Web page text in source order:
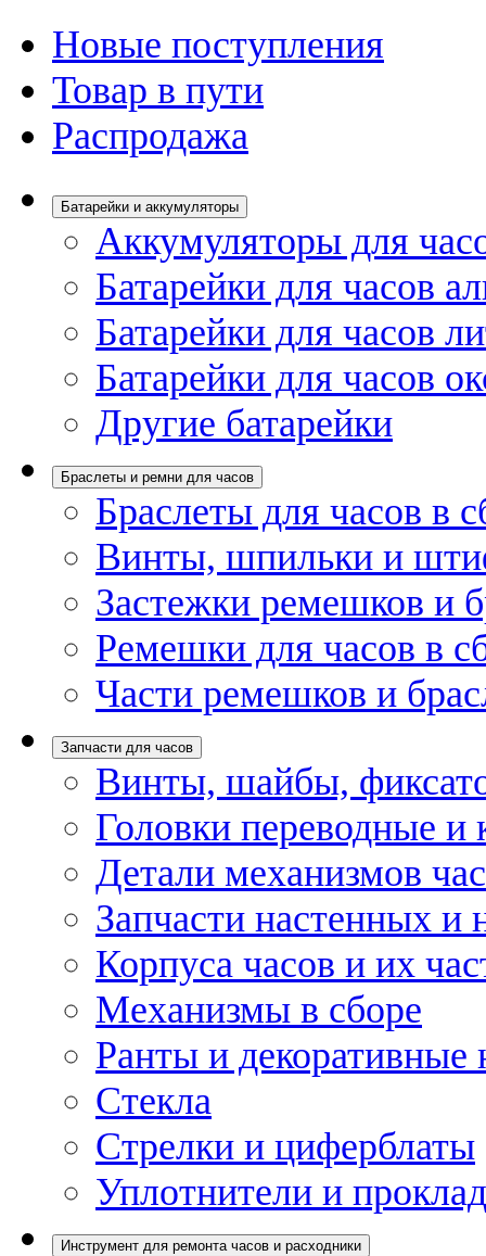
Новые поступления
Товар в пути
Распродажа
Батарейки и аккумуляторы
Аккумуляторы для
Батарейки для часов
Батарейки для часов
Батарейки для часов
Другие батарейки
Браслеты и ремни для часов
Браслеты для часов в
Винты, шпильки и
Застежки ремешков и
Ремешки для часов в
Части ремешков и
Запчасти для часов
Винты, шайбы,
Головки переводные и
Детали механизмов
Запчасти настенных и
Корпуса часов и их
Механизмы в сборе
Ранты и декоративные
Стекла
Стрелки и циферблаты
Уплотнители и
Инструмент для ремонта часов и расходники